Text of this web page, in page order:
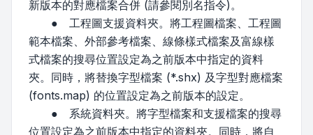
新版本的對應檔案合併 (請參閱別名指令)。
● 工程圖支援資料夾。將工程圖檔案、工程圖
範本檔案、外部參考檔案、線條樣式檔案及富線樣
式檔案的搜尋位置設定為之前版本中指定的資料
夾。同時，將替換字型檔案 (*.shx) 及字型對應檔案
(fonts.map) 的位置設定為之前版本的設定。
● 系統資料夾。將字型檔案和支援檔案的搜尋
位置設定為之前版本中指定的資料夾。同時，將自